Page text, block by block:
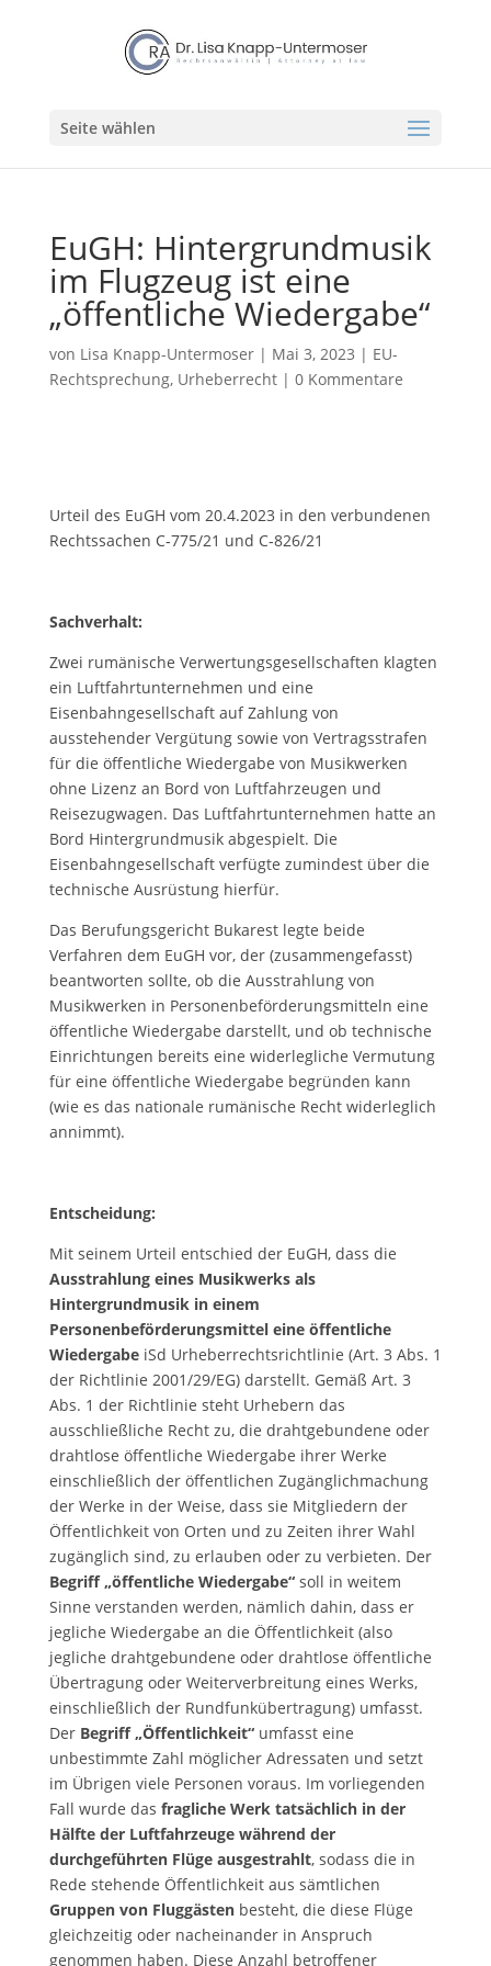
Seite wählen
EuGH: Hintergrundmusik
im Flugzeug ist eine
„öffentliche Wiedergabe“
von Lisa Knapp-Untermoser| Mai 3, 2023 | EU-
Rechtsprechung, Urheberrecht| 0 Kommentare
Urteil des EuGH vom 20.4.2023 in den verbundenen
Rechtssachen C‑775/21 und C‑826/21
Sachverhalt:
Zwei rumänische Verwertungsgesellschaften klagten
ein Luftfahrtunternehmen und eine
Eisenbahngesellschaft auf Zahlung von
ausstehender Vergütung sowie von Vertragsstrafen
für die öffentliche Wiedergabe von Musikwerken
ohne Lizenz an Bord von Luftfahrzeugen und
Reisezugwagen. Das Luftfahrtunternehmen hatte an
Bord Hintergrundmusik abgespielt. Die
Eisenbahngesellschaft verfügte zumindest über die
technische Ausrüstung hierfür.
Das Berufungsgericht Bukarest legte beide
Verfahren dem EuGH vor, der (zusammengefasst)
beantworten sollte, ob die Ausstrahlung von
Musikwerken in Personenbeförderungsmitteln eine
öffentliche Wiedergabe darstellt, und ob technische
Einrichtungen bereits eine widerlegliche Vermutung
für eine öffentliche Wiedergabe begründen kann
(wie es das nationale rumänische Recht widerleglich
annimmt).
Entscheidung:
Mit seinem Urteil entschied der EuGH, dass die
Ausstrahlung eines Musikwerks als
Hintergrundmusik in einem
Personenbeförderungsmittel eine öffentliche
WiedergabeiSd Urheberrechtsrichtlinie (Art. 3 Abs. 1
der Richtlinie 2001/29/EG) darstellt. Gemäß Art. 3
Abs. 1 der Richtlinie steht Urhebern das
ausschließliche Recht zu, die drahtgebundene oder
drahtlose öffentliche Wiedergabe ihrer Werke
einschließlich der öffentlichen Zugänglichmachung
der Werke in der Weise, dass sie Mitgliedern der
Öffentlichkeit von Orten und zu Zeiten ihrer Wahl
zugänglich sind, zu erlauben oder zu verbieten. Der
Begriff „öffentliche Wiedergabe“soll in weitem
Sinne verstanden werden, nämlich dahin, dass er
jegliche Wiedergabe an die Öffentlichkeit (also
jegliche drahtgebundene oder drahtlose öffentliche
Übertragung oder Weiterverbreitung eines Werks,
einschließlich der Rundfunkübertragung) umfasst.
Der Begriff „Öffentlichkeit“umfasst eine
unbestimmte Zahl möglicher Adressaten und setzt
im Übrigen viele Personen voraus. Im vorliegenden
Fall wurde das fragliche Werk tatsächlich in der
Hälfte der Luftfahrzeuge während der
durchgeführten Flüge ausgestrahlt, sodass die in
Rede stehende Öffentlichkeit aus sämtlichen
Gruppen von Fluggästenbesteht, die diese Flüge
gleichzeitig oder nacheinander in Anspruch
genommen haben. Diese Anzahl betroffener